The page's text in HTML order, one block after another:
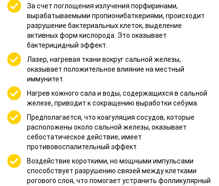
За счет поглощения излучения порфиринами,
вырабатываемыми пропионибаткериями, происходит
разрушение бактериальных клеток, выделение
активных форм кислорода. Это оказывает
бактерицидный эффект.
Лазер, нагревая ткани вокруг сальной железы,
оказывает положительное влияние на местный
иммунитет.
Нагрев кожного салаи воды, содержащихся в сальной
железе, приводит к сокращению выработки себума.
Предполагается, что коагуляция сосудов, которые
расположены около сальной железы, оказывает
себостатическое действие, имеет
противовоспалительный эффект.
Воздействие короткими, но мощными импульсами
способствует разрушению связей между клетками
рогового слоя, что помогает устранить фолликулярный